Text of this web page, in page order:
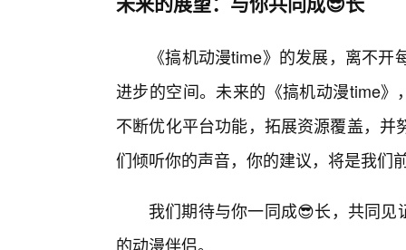
《搞机动漫time》的发展，离不
进步的空间。未来的《搞机动漫time》
不断优化平台功能，拓展资源覆盖，
们倾听你的声音，你的建议，将是我们
我们期待与你一同成😎长，共同
的动漫伴侣。